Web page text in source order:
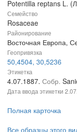
Potentilla reptans L.
Семейство
Rosaceae
Районирование
Восточная Европа,
Геопривязка
50,4504, 30,5236
Этикетка
4.07.1887. Собр.
Дата ввода этикетки
Полная карточка
Все образцы этого